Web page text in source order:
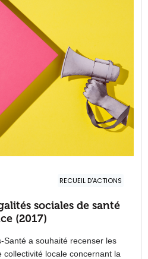
RECUEIL D'ACTIONS
sociales de santé
(2017)
Santé a souhaité recenser les
locale concernant la